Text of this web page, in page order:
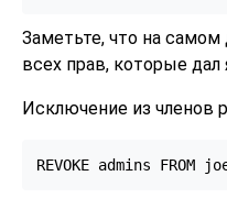
Заметьте, что на самом
всех прав, которые дал
Исключение из членов
REVOKE admins FROM